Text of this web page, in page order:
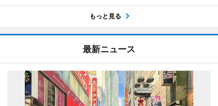
もっと見る
最新ニュース